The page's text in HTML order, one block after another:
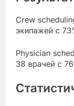
Crew
экипажей с
Physician
38 врачей с